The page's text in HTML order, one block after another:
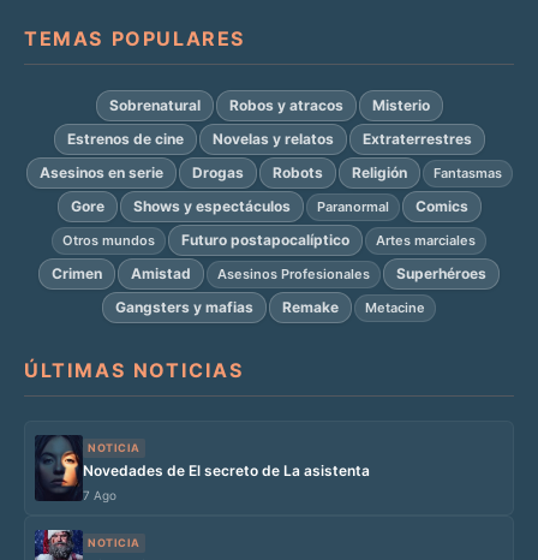
TEMAS POPULARES
Sobrenatural Robos y atracos
Misterio
Estrenos de cine
Novelas y relatos
Extraterrestres
Asesinos en serie
Drogas Robots Religión Fantasmas
Gore Shows y espectáculos Paranormal Comics
Otros mundos Futuro postapocalíptico Artes marciales
Crimen Amistad Asesinos Profesionales
Superhéroes
Gangsters y mafias
Remake Metacine
ÚLTIMAS NOTICIAS
NOTICIA
Novedades de El secreto de La asistenta
7 Ago
NOTICIA